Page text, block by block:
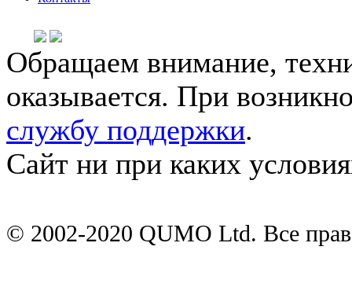
Обращаем внимание,
оказывается. При
службу поддержки.
Сайт ни при каких
© 2002-2020 QUMO Ltd. Все